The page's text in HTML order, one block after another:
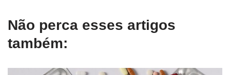
Não perca esses artigos
também: